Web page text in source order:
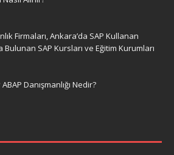
Firmaları, Ankara’da SAP Kullanan
Bulunan SAP Kursları ve Eğitim Kurumları
Danışmanlığı Nedir?